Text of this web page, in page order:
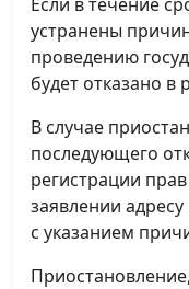
устранены
проведению
будет отказано в
В случае
последующего
регистрации
заявлении
с указанием